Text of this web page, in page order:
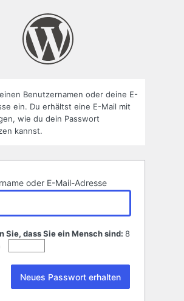
Benutzernamen oder deine E-
ein. Du erhältst eine E-Mail mit
wie du dein Passwort
kannst.
oder E-Mail-Adresse
Sie, dass Sie ein Mensch sind: 8